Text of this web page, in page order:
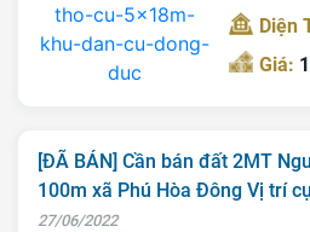
Diện
Giá:
[ĐÃ BÁN] Cần bán đất 2MT
100m xã Phú Hòa Đông Vị trí
27/06/2022